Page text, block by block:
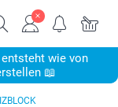
wie von
📖